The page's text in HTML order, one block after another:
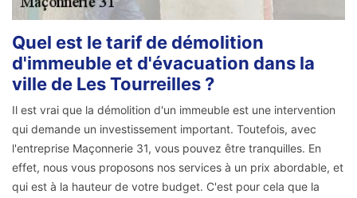
Quel est le tarif de démolition
d'immeuble et d'évacuation dans la
ville de Les Tourreilles ?
Il est vrai que la démolition d'un immeuble est une intervention
qui demande un investissement important. Toutefois, avec
l'entreprise Maçonnerie 31, vous pouvez être tranquilles. En
effet, nous vous proposons nos services à un prix abordable, et
qui est à la hauteur de votre budget. C'est pour cela que la